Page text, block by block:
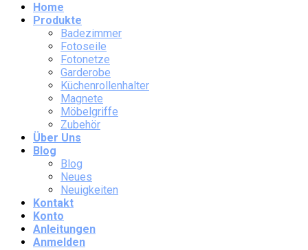
Home
Produkte
Badezimmer
Fotoseile
Fotonetze
Garderobe
Küchenrollenhalter
Magnete
Möbelgriffe
Zubehör
Über Uns
Blog
Blog
Neues
Neuigkeiten
Kontakt
Konto
Anleitungen
Anmelden